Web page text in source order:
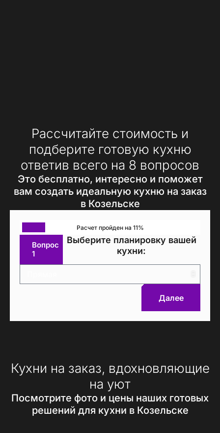
Рассчитайте стоимость и
подберите готовую кухню
ответив всего на 8 вопросов
Это бесплатно, интересно и поможет
вам создать идеальную кухню на заказ
в Козельске
Расчет пройден на 11%
Вопрос
1
Выберите планировку вашей
кухни:
Далее
Кухни на заказ, вдохновляющие
на уют
Посмотрите фото и цены наших готовых
решений для кухни в Козельске